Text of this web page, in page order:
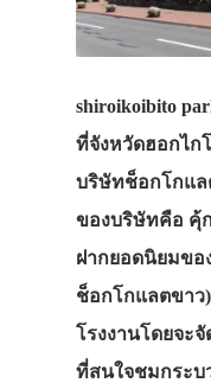
shiroikoibito
ที่จังหวัดฮอกไก
บริษัทช็อกโกแ
ของบริษัทคือ คุ้ก
ฝากยอดนิยมขอ
ช็อกโกแลตขาว
โรงงานโดยจะ
ที่สนใจชมกระบ